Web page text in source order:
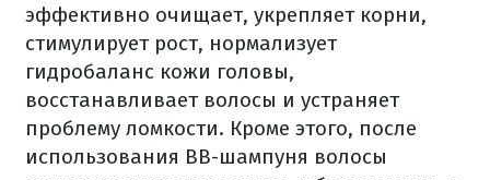
эффективно очищает, укрепляет корни,
стимулирует рост, нормализует
гидробаланс кожи головы,
восстанавливает волосы и устраняет
проблему ломкости. Кроме этого, после
использования ВВ-шампуня волосы